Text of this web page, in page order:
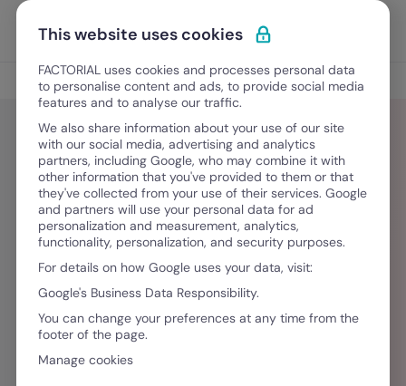
Ir para o conteúdo
Experimente Grátis
Blog
Patricia Villanova Miraballs
Líder humanista, apasionada de acompañar a
personas y organizaciones, con ganas de
comunicar y Hr lover. Con más e 15 años de
experiencia gestionando personas. Psicóloga,
coach, mentora y en constante formación que
junto a su background profesional en el ámbito
de RRHH en diversos sectores como IT,
This website uses cookies
FACTORIAL uses cookies and processes personal data
to personalise content and ads, to provide social media
features and to analyse our traffic.
We also share information about your use of our site
with our social media, advertising and analytics
partners, including Google, who may combine it with
other information that you've provided to them or that
they've collected from your use of their services. Google
and partners will use your personal data for ad
personalization and measurement, analytics,
functionality, personalization, and security purposes.
For details on how Google uses your data, visit:
Google's Business Data Responsibility.
You can change your preferences at any time from the
footer of the page.
Manage cookies